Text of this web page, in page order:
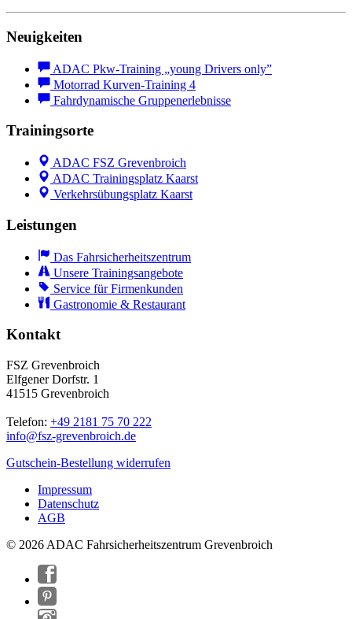
Neuigkeiten
ADAC Pkw-Training „young Drivers only”
Motorrad Kurven-Training 4
Fahrdynamische Gruppenerlebnisse
Trainingsorte
ADAC FSZ Grevenbroich
ADAC Trainingsplatz Kaarst
Verkehrsübungsplatz Kaarst
Leistungen
Das Fahrsicherheitszentrum
Unsere Trainingsangebote
Service für Firmenkunden
Gastronomie & Restaurant
Kontakt
FSZ Grevenbroich
Elfgener Dorfstr. 1
41515 Grevenbroich
Telefon: +49 2181 75 70 222
info@fsz-grevenbroich.de
Gutschein-Bestellung widerrufen
Impressum
Datenschutz
AGB
© 2026 ADAC Fahrsicherheitszentrum Grevenbroich